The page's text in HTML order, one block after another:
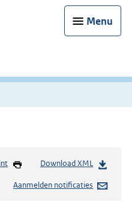
Menu
Download XML
Aanmelden notificaties